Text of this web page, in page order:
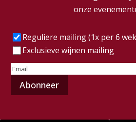
onze
Frequentie(Vereist)
Reguliere mailing (1x per 6
Exclusieve wijnen mailing
E-
mailadres(Vereist)